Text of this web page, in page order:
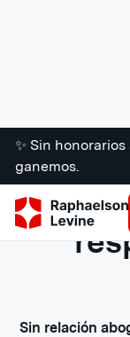
✨ Sin
ganemos.
Sin relación